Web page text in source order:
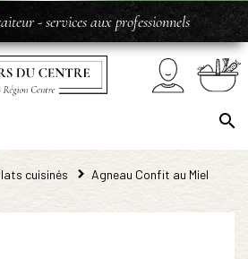
- services aux professionnels
cuisinés
Agneau Confit au Miel